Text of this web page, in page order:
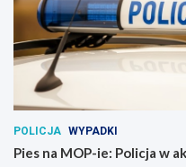
POLICJA WYPADKI
Pies na MOP-ie: Policja w